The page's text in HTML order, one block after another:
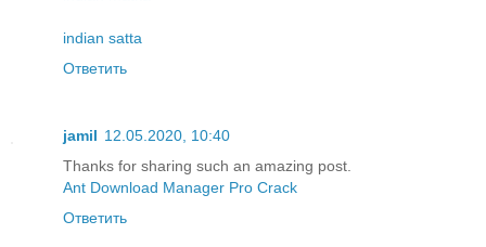
indian satta
Ответить
jamil 12.05.2020, 10:40
Thanks for sharing such an amazing post.
Ant Download Manager Pro Crack
Ответить